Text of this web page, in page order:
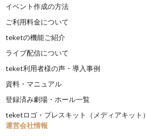
イベント作成の方法
ご利用料金について
teketの機能ご紹介
ライブ配信について
teket利用者様の声・導入事例
資料・マニュアル
登録済み劇場・ホール一覧
teketロゴ・プレスキット（メディアキット）
運営会社情報